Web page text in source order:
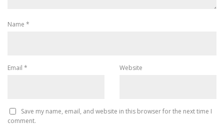
Name *
Email * Website
Save my name, email, and website in this browser for the next time I
comment.